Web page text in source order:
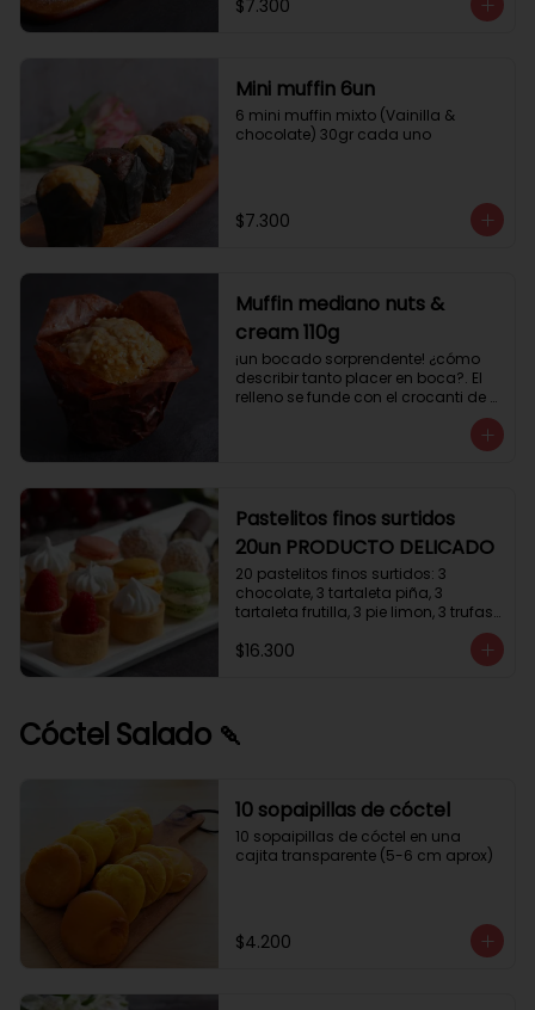
$7.300
Mini muffin 6un
6 mini muffin mixto (Vainilla &
chocolate) 30gr cada uno
$7.300
Muffin mediano nuts &
cream 110g
¡un bocado sorprendente! ¿cómo
describir tanto placer en boca?. El
relleno se funde con el crocanti de
avellanas que potencia su masa
exquisita. Esponjosa masa de color
tostado y sabor vainilla que incluye
Relleno de crema de leche con
avellanas (15%) y decorado con
crocanti de avellanas.
Pastelitos finos surtidos
20un PRODUCTO DELICADO
20 pastelitos finos surtidos: 3
chocolate, 3 tartaleta piña, 3
tartaleta frutilla, 3 pie limon, 3 trufas
crema, 2 macarrones
$16.300
Cóctel Salado 🍡
10 sopaipillas de cóctel
10 sopaipillas de cóctel en una
cajita transparente (5-6 cm aprox)
$4.200